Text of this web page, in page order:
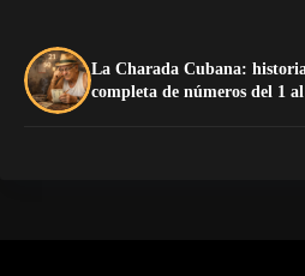
La Charada Cubana:
completa de números del 1